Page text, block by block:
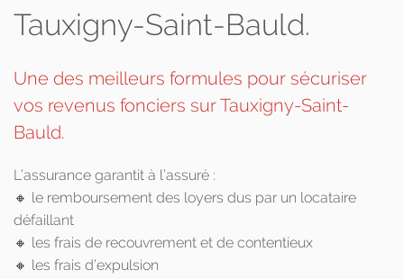
Tauxigny-Saint-Bauld.
Une des meilleurs formules pour sécuriser
vos revenus fonciers sur Tauxigny-Saint-
Bauld.
L’assurance garantit à l’assuré :
🔸 le remboursement des loyers dus par un locataire
défaillant
🔸 les frais de recouvrement et de contentieux
🔸 les frais d’expulsion